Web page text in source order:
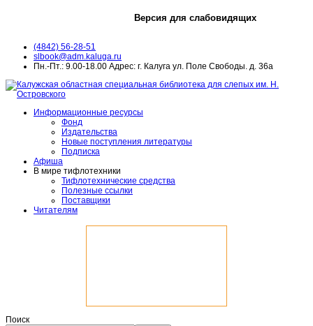
Версия для слабовидящих
(4842) 56-28-51
slbook@adm.kaluga.ru
Пн.-Пт.: 9.00-18.00 Адрес: г. Калуга ул. Поле Свободы. д. 36а
Информационные ресурсы
Фонд
Издательства
Новые поступления литературы
Подписка
Афиша
В мире тифлотехники
Тифлотехнические средства
Полезные ссылки
Поставщики
Читателям
Поиск